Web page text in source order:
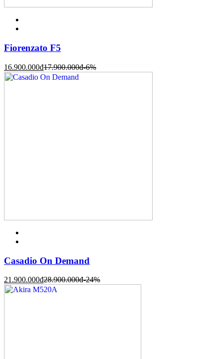
Fiorenzato F5
16.900.000đ17.900.000đ-6%
Casadio On Demand
21.900.000đ28.900.000đ-24%